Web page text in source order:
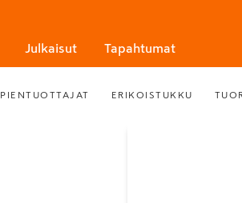
Julkaisut Tapahtumat
PIENTUOTTAJAT ERIKOISTUKKU